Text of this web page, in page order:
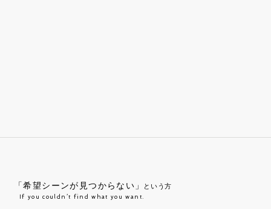
「希望シーンが見つからない」 という方
If you couldn’t find what you want.